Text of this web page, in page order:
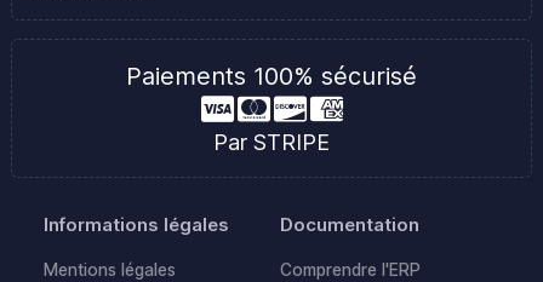
Paiements 100% sécurisé
Par STRIPE
Informations légales
Mentions légales
Documentation
Comprendre l'ERP